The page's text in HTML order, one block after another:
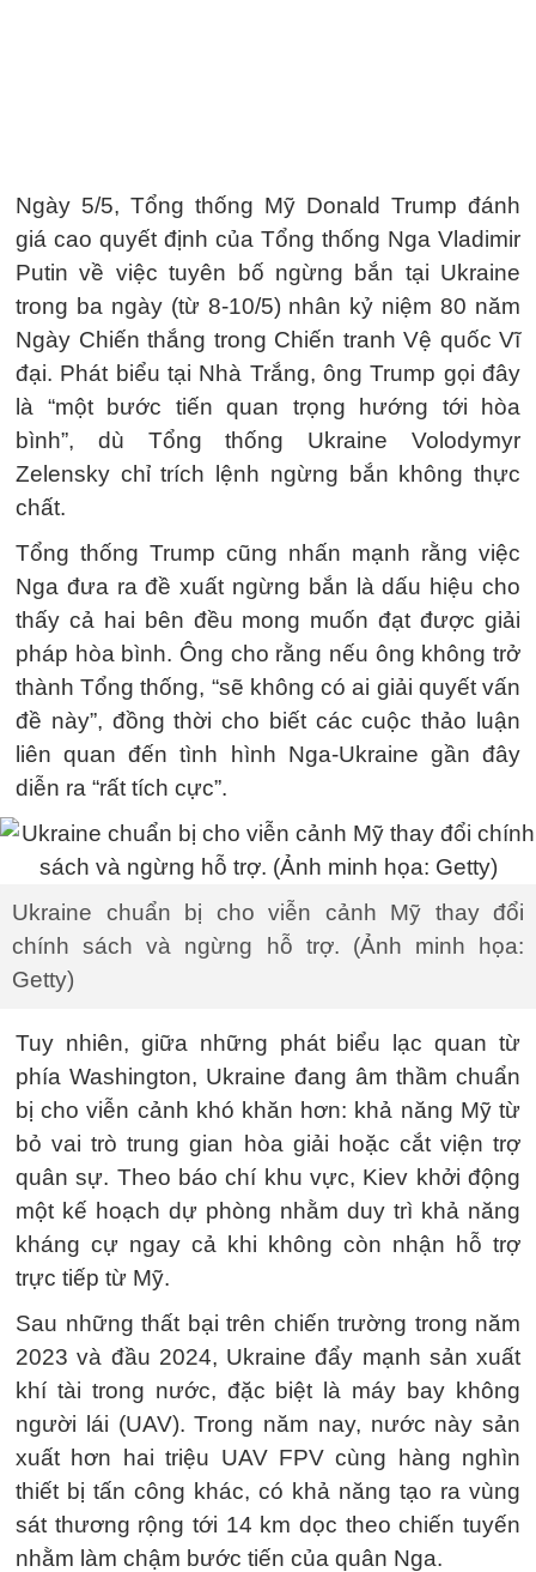
Ngày 5/5, Tổng thống Mỹ Donald Trump đánh
giá cao quyết định của Tổng thống Nga Vladimir
Putin về việc tuyên bố ngừng bắn tại Ukraine
trong ba ngày (từ 8-10/5) nhân kỷ niệm 80 năm
Ngày Chiến thắng trong Chiến tranh Vệ quốc Vĩ
đại. Phát biểu tại Nhà Trắng, ông Trump gọi đây
là “một bước tiến quan trọng hướng tới hòa
bình”, dù Tổng thống Ukraine Volodymyr
Zelensky chỉ trích lệnh ngừng bắn không thực
chất.
Tổng thống Trump cũng nhấn mạnh rằng việc
Nga đưa ra đề xuất ngừng bắn là dấu hiệu cho
thấy cả hai bên đều mong muốn đạt được giải
pháp hòa bình. Ông cho rằng nếu ông không trở
thành Tổng thống, “sẽ không có ai giải quyết vấn
đề này”, đồng thời cho biết các cuộc thảo luận
liên quan đến tình hình Nga-Ukraine gần đây
diễn ra “rất tích cực”.
Ukraine chuẩn bị cho viễn cảnh Mỹ thay đổi
chính sách và ngừng hỗ trợ. (Ảnh minh họa:
Getty)
Tuy nhiên, giữa những phát biểu lạc quan từ
phía Washington, Ukraine đang âm thầm chuẩn
bị cho viễn cảnh khó khăn hơn: khả năng Mỹ từ
bỏ vai trò trung gian hòa giải hoặc cắt viện trợ
quân sự. Theo báo chí khu vực, Kiev khởi động
một kế hoạch dự phòng nhằm duy trì khả năng
kháng cự ngay cả khi không còn nhận hỗ trợ
trực tiếp từ Mỹ.
Sau những thất bại trên chiến trường trong năm
2023 và đầu 2024, Ukraine đẩy mạnh sản xuất
khí tài trong nước, đặc biệt là máy bay không
người lái (UAV). Trong năm nay, nước này sản
xuất hơn hai triệu UAV FPV cùng hàng nghìn
thiết bị tấn công khác, có khả năng tạo ra vùng
sát thương rộng tới 14 km dọc theo chiến tuyến
nhằm làm chậm bước tiến của quân Nga.